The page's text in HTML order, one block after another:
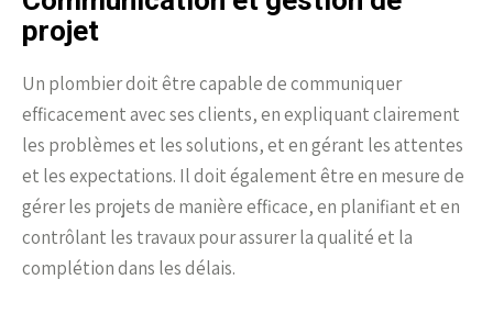
projet
Un plombier doit être capable de communiquer
efficacement avec ses clients, en expliquant clairement
les problèmes et les solutions, et en gérant les attentes
et les expectations. Il doit également être en mesure de
gérer les projets de manière efficace, en planifiant et en
contrôlant les travaux pour assurer la qualité et la
complétion dans les délais.